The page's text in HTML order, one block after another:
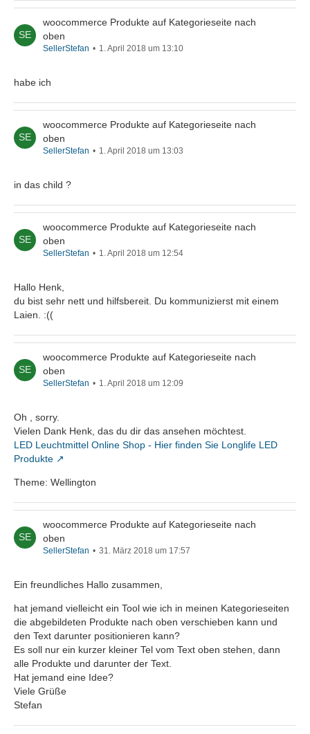
woocommerce Produkte auf Kategorieseite nach
oben
SellerStefan 1. April 2018 um 13:10
habe ich
woocommerce Produkte auf Kategorieseite nach
oben
SellerStefan 1. April 2018 um 13:03
in das child ?
woocommerce Produkte auf Kategorieseite nach
oben
SellerStefan 1. April 2018 um 12:54
Hallo Henk,
du bist sehr nett und hilfsbereit. Du kommunizierst mit einem
Laien. :((
woocommerce Produkte auf Kategorieseite nach
oben
SellerStefan 1. April 2018 um 12:09
Oh , sorry.
Vielen Dank Henk, das du dir das ansehen möchtest.
LED Leuchtmittel Online Shop - Hier finden Sie Longlife LED
Produkte
Theme: Wellington
woocommerce Produkte auf Kategorieseite nach
oben
SellerStefan 31. März 2018 um 17:57
Ein freundliches Hallo zusammen,
hat jemand vielleicht ein Tool wie ich in meinen Kategorieseiten
die abgebildeten Produkte nach oben verschieben kann und
den Text darunter positionieren kann?
Es soll nur ein kurzer kleiner Tel vom Text oben stehen, dann
alle Produkte und darunter der Text.
Hat jemand eine Idee?
Viele Grüße
Stefan